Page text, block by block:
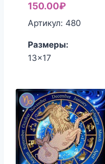
150.00₽
Артикул: 480
Размеры:
13x17